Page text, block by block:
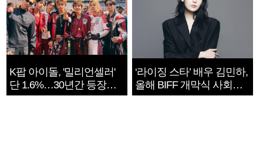
K팝 아이돌, '밀리언셀러'
단 1.6%…30년간 등장
1182개팀 전수조사
‘라이징 스타’ 배우 김민하,
올해 BIFF 개막식 사회자
확정